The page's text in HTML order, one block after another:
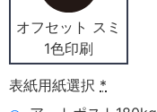
オフセット スミ
1色印刷
表紙用紙選択 *